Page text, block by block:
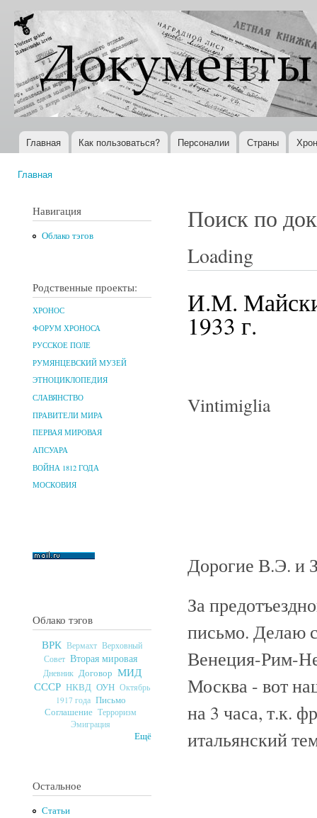
Документы
XX века
Всемирная
история в
Интернете
Главное меню
Главная Как пользоваться? Персоналии Страны
Главная
Навигация
Облако тэгов
Родственные проекты:
ХРОНОС
ФОРУМ ХРОНОСА
РУССКОЕ ПОЛЕ
РУМЯНЦЕВСКИЙ МУЗЕЙ
ЭТНОЦИКЛОПЕДИЯ
СЛАВЯНСТВО
ПРАВИТЕЛИ МИРА
ПЕРВАЯ МИРОВАЯ
АПСУАРА
ВОЙНА 1812 ГОДА
МОСКОВИЯ
Облако тэгов
ВРК Вермахт Верховный
Совет Вторая мировая
Дневник Договор МИД
СССР НКВД ОУН Октябрь
1917 года Письмо
Соглашение Терроризм
Эмиграция
Ещё
Остальное
Статьи
Поиск по
Loading
И.М.
1933 г.
Vintimiglia
Дорогие В.Э. и
За
письмо. Делаю
Венеция-Рим-
Москва - вот
на 3 часа, т.к.
итальянский